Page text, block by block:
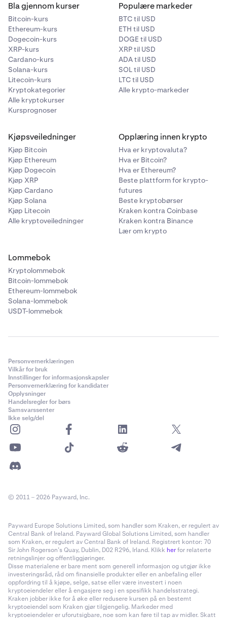
Bla gjennom kurser
Bitcoin-kurs
Ethereum-kurs
Dogecoin-kurs
XRP-kurs
Cardano-kurs
Solana-kurs
Litecoin-kurs
Kryptokategorier
Alle kryptokurser
Kursprognoser
Populære markeder
BTC til USD
ETH til USD
DOGE til USD
XRP til USD
ADA til USD
SOL til USD
LTC til USD
Alle krypto-markeder
Kjøpsveiledninger
Kjøp Bitcoin
Kjøp Ethereum
Kjøp Dogecoin
Kjøp XRP
Kjøp Cardano
Kjøp Solana
Kjøp Litecoin
Alle kryptoveiledninger
Opplæring innen krypto
Hva er kryptovaluta?
Hva er Bitcoin?
Hva er Ethereum?
Beste plattform for krypto-
futures
Beste kryptobørser
Kraken kontra Coinbase
Kraken kontra Binance
Lær om krypto
Lommebok
Kryptolommebok
Bitcoin-lommebok
Ethereum-lommebok
Solana-lommebok
USDT-lommebok
Personvernerklæringen
Vilkår for bruk
Innstillinger for informasjonskapsler
Personvernerklæring for kandidater
Opplysninger
Handelsregler for børs
Samsvarssenter
Ikke selg/del
© 2011 – 2026 Payward, Inc.
Payward Europe Solutions Limited, som handler som Kraken, er regulert av
Central Bank of Ireland. Payward Global Solutions Limited, som handler
som Kraken, er regulert av Central Bank of Ireland. Registrert kontor: 70
Sir John Rogerson’s Quay, Dublin, D02 R296, Irland. Klikk herfor relaterte
retningslinjer og offentliggjøringer.
Disse materialene er bare ment som generell informasjon og utgjør ikke
investeringsråd, råd om finansielle produkter eller en anbefaling eller
oppfordring til å kjøpe, selge, satse eller være investert i noen
kryptoeiendeler eller å engasjere seg i en spesifikk handelsstrategi.
Kraken jobber ikke for å øke eller redusere kursen på en bestemt
kryptoeiendel som Kraken gjør tilgjengelig. Markeder med
kryptoeiendeler er uforutsigbare, noe som kan føre til tap av midler. Skatt